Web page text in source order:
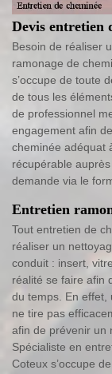
Devis entretien
Besoin de réaliser
ramonage de
s’occupe de toute
de tous les
de professionnel
engagement afin
cheminée adéquat
récupérable
demande via le
Entretien
Tout entretien de
réaliser un
conduit : insert,
réalité se faire afin
du temps. En effet,
ne tire pas
afin de prévenir un
Spécialiste en
Coteux s’occupe